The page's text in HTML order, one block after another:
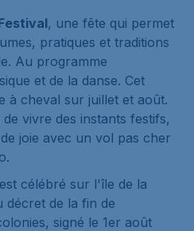
, une fête qui permet
pratiques et traditions
Au programme
et de la danse. Cet
à cheval sur juillet et août.
vivre des instants festifs,
joie avec un vol pas cher
est célébré sur l'île de la
décret de la fin de
signé le 1er août